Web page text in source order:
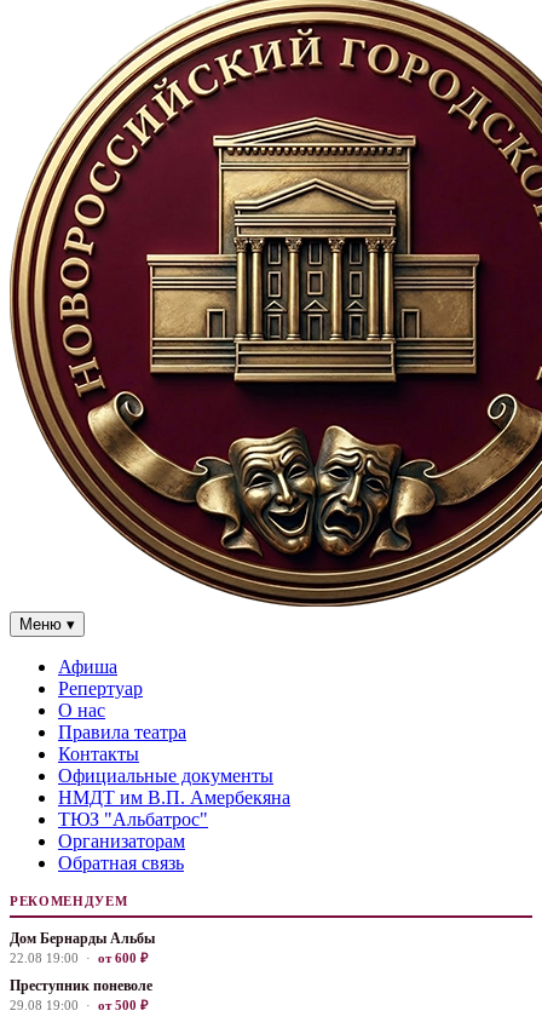
Меню ▾
Афиша
Репертуар
О нас
Правила театра
Контакты
Официальные документы
НМДТ им В.П. Амербекяна
ТЮЗ "Альбатрос"
Организаторам
Обратная связь
РЕКОМЕНДУЕМ
Дом Бернарды Альбы
22.08 19:00 · от 600 ₽
Преступник поневоле
29.08 19:00 · от 500 ₽